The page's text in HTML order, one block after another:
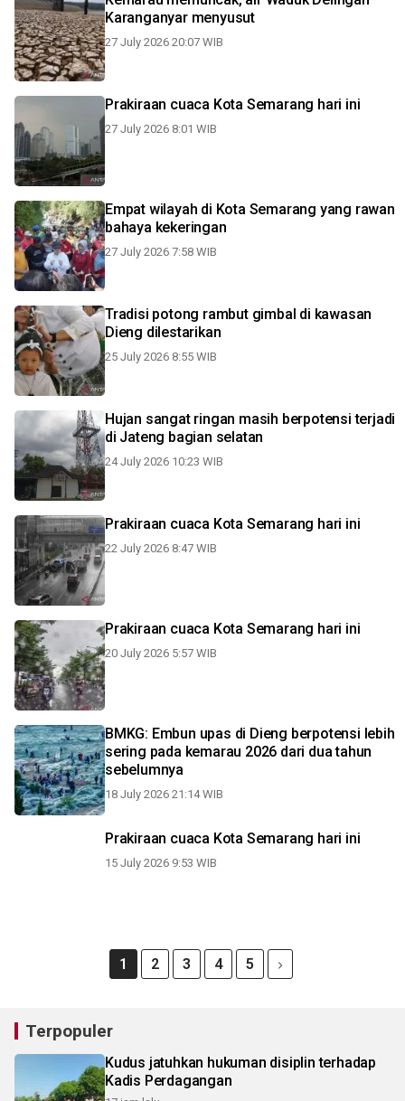
Karanganyar menyusut
27 July 2026 20:07 WIB
Prakiraan cuaca Kota Semarang hari ini
27 July 2026 8:01 WIB
Empat wilayah di Kota Semarang yang rawan
bahaya kekeringan
27 July 2026 7:58 WIB
Tradisi potong rambut gimbal di kawasan
Dieng dilestarikan
25 July 2026 8:55 WIB
Hujan sangat ringan masih berpotensi terjadi
di Jateng bagian selatan
24 July 2026 10:23 WIB
Prakiraan cuaca Kota Semarang hari ini
22 July 2026 8:47 WIB
Prakiraan cuaca Kota Semarang hari ini
20 July 2026 5:57 WIB
BMKG: Embun upas di Dieng berpotensi lebih
sering pada kemarau 2026 dari dua tahun
sebelumnya
18 July 2026 21:14 WIB
Prakiraan cuaca Kota Semarang hari ini
15 July 2026 9:53 WIB
1 2 3 4 5
Terpopuler
Kudus jatuhkan hukuman disiplin terhadap
Kadis Perdagangan